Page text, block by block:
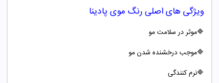
ویژگی های اصلی رنگ موی پادینا
🔷موثر در سلامت مو
🔷موجب درخشنده شدن مو
🔷نرم کنندگی